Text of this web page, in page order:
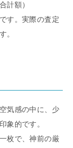
計額）
す。実際の査定
。
気感の中に、少
象的です。
枚で、神前の厳